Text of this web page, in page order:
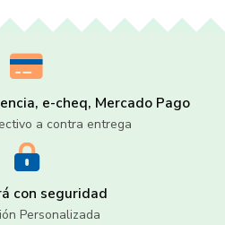
e-cheq, Mercado Pago
a contra entrega
con seguridad
Personalizada